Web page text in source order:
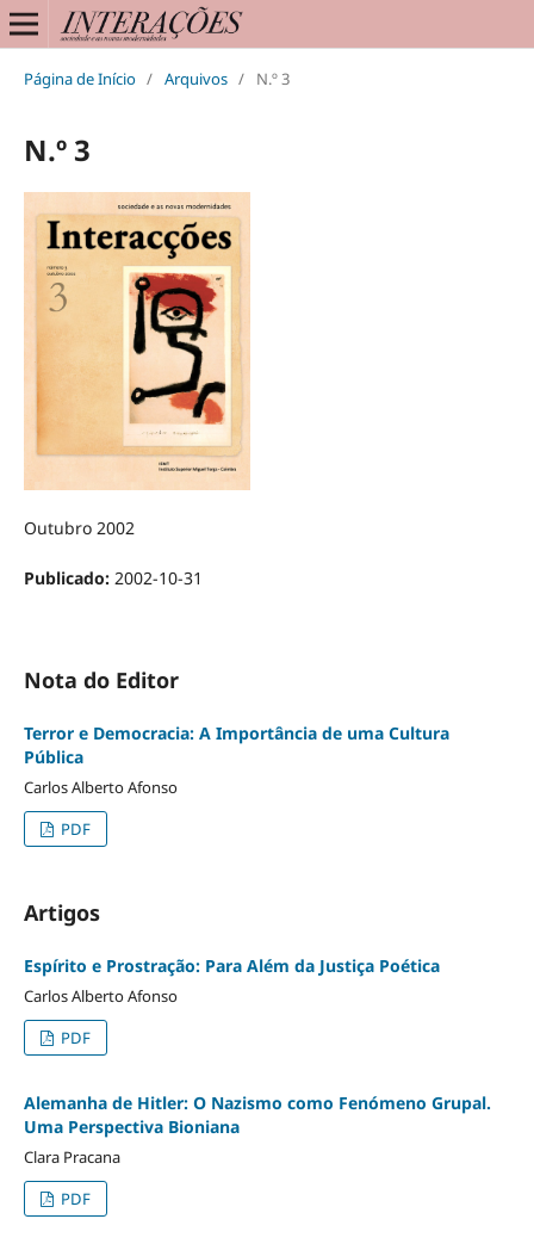
Página de Início / Arquivos / N.º 3
N.º 3
Outubro 2002
Publicado: 2002-10-31
Nota do Editor
Terror e Democracia: A Importância de uma Cultura
Pública
Carlos Alberto Afonso
PDF
Artigos
Espírito e Prostração: Para Além da Justiça Poética
Carlos Alberto Afonso
PDF
Alemanha de Hitler: O Nazismo como Fenómeno Grupal.
Uma Perspectiva Bioniana
Clara Pracana
PDF